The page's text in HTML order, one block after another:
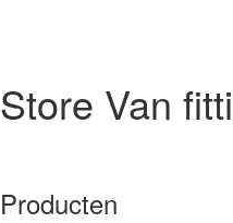
Store Van
Producten